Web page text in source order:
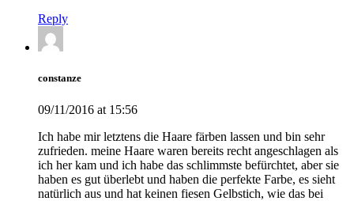
Reply
constanze
09/11/2016 at 15:56
Ich habe mir letztens die Haare färben lassen und bin sehr
zufrieden. meine Haare waren bereits recht angeschlagen als
ich her kam und ich habe das schlimmste befürchtet, aber sie
haben es gut überlebt und haben die perfekte Farbe, es sieht
natürlich aus und hat keinen fiesen Gelbstich, wie das bei